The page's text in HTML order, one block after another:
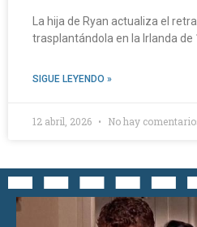
La hija de Ryan actualiza el
trasplantándola en la Irlanda de
SIGUE LEYENDO »
12 abril, 2026 No hay